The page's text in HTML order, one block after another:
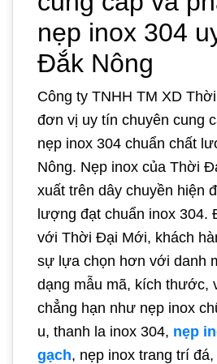
nẹp inox 304
Đắk Nông
Công ty TNHH TM XD
đơn vị uy tín chuyên cung
nẹp inox 304 chuẩn chất
Nông. Nẹp inox của Thời
xuất trên dây chuyền hiện
lượng đạt chuẩn inox 304.
với Thời Đại Mới, khách
sự lựa chọn hơn với danh
dạng mẫu mã, kích thước,
chẳng hạn như nẹp inox
u, thanh la inox 304, nẹp
gạch, nẹp inox trang trí